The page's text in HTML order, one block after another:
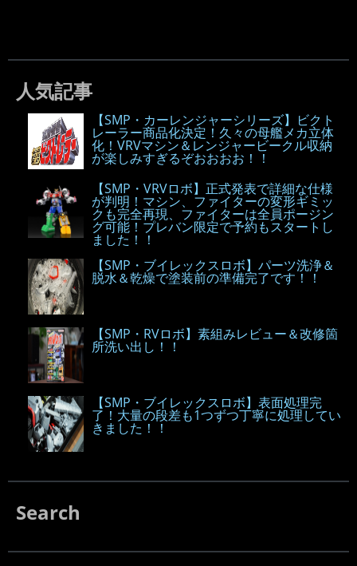
人気記事
【SMP・カーレンジャーシリーズ】ビクト
レーラー商品化決定！久々の母艦メカ立体
化！VRVマシン＆レンジャービークル収納
が楽しみすぎるぞおおおお！！
【SMP・VRVロボ】正式発表で詳細な仕様
が判明！マシン、ファイターの変形ギミッ
クも完全再現、ファイターは全員ポージン
グ可能！プレバン限定で予約もスタートし
ました！！
【SMP・ブイレックスロボ】パーツ洗浄＆
脱水＆乾燥で塗装前の準備完了です！！
【SMP・RVロボ】素組みレビュー＆改修箇
所洗い出し！！
【SMP・ブイレックスロボ】表面処理完
了！大量の段差も1つずつ丁寧に処理してい
きました！！
Search